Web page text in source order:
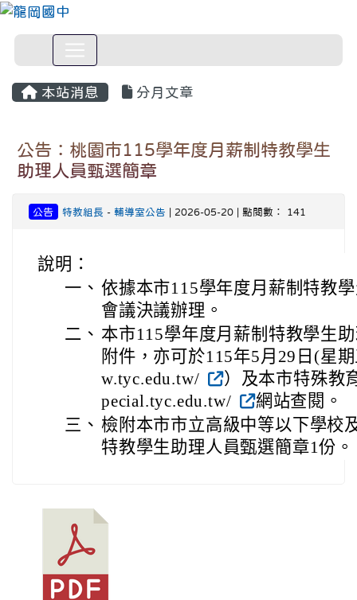
本站消息 分月文章
公告：桃園市115學年度月薪制特教學生
助理人員甄選簡章
公告 特教組長 - 輔導室公告 | 2026-05-20 | 點閱數： 141
說明：
一、 依據本市115學年度月薪制特教
會議決議辦理。
二、 本市115學年度月薪制特教學生
附件，亦可於115年5月29日(星
w.tyc.edu.tw/
）及本市特殊教
pecial.tyc.edu.tw/
網站查閱。
三、 檢附本市市立高級中等以下學校
特教學生助理人員甄選簡章1份。